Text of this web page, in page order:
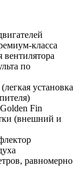
класса
по
установка
Fin
(внешний и
равномерно